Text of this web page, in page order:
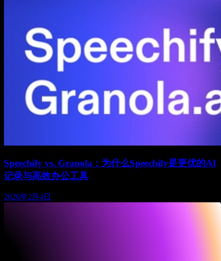
Speechify vs. Granola：为什么Speechify是更优的AI
记录与高效办公工具
2026年2月4日